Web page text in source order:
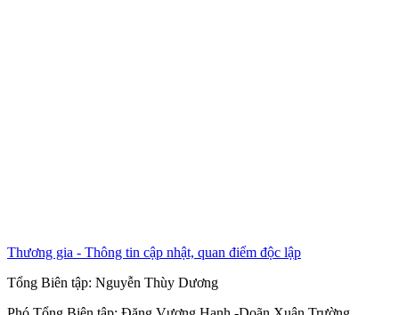
Thương gia - Thông tin cập nhật, quan điểm độc lập
Tổng Biên tập: Nguyễn Thùy Dương